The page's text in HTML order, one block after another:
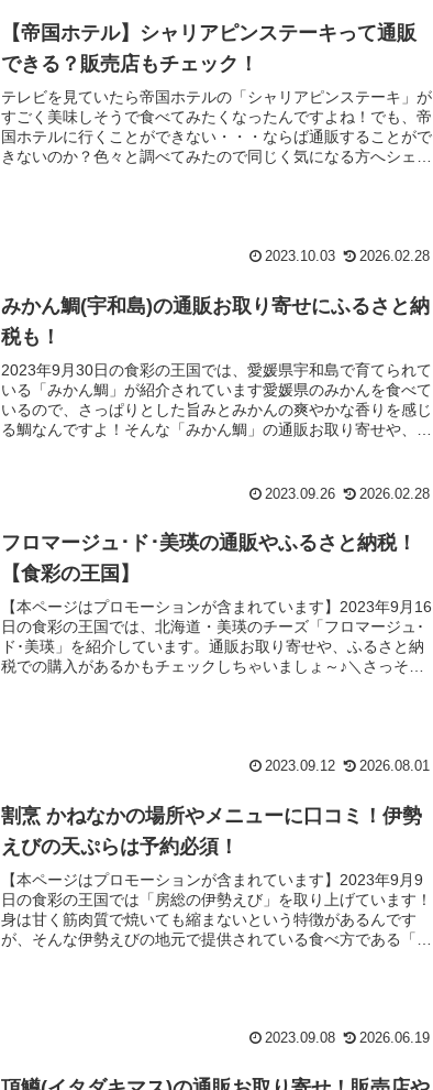
【帝国ホテル】シャリアピンステーキって通販
できる？販売店もチェック！
テレビを見ていたら帝国ホテルの「シャリアピンステーキ」が
すごく美味しそうで食べてみたくなったんですよね！でも、帝
国ホテルに行くことができない・・・ならば通販することがで
きないのか？色々と調べてみたので同じく気になる方へシェア
2023.10.03 2026.02.28
みかん鯛(宇和島)の通販お取り寄せにふるさと納
税も！
2023年9月30日の食彩の王国では、愛媛県宇和島で育てられて
いる「みかん鯛」が紹介されています愛媛県のみかんを食べて
いるので、さっぱりとした旨みとみかんの爽やかな香りを感じ
る鯛なんですよ！そんな「みかん鯛」の通販お取り寄せや、ふ
2023.09.26 2026.02.28
フロマージュ･ド･美瑛の通販やふるさと納税！
【食彩の王国】
【本ページはプロモーションが含まれています】2023年9月16
日の食彩の王国では、北海道・美瑛のチーズ「フロマージュ･
ド･美瑛」を紹介しています。通販お取り寄せや、ふるさと納
税での購入があるかもチェックしちゃいましょ～♪＼さっそく
2023.09.12 2026.08.01
割烹 かねなかの場所やメニューに口コミ！伊勢
えびの天ぷらは予約必須！
【本ページはプロモーションが含まれています】2023年9月9
日の食彩の王国では「房総の伊勢えび」を取り上げています！
身は甘く筋肉質で焼いても縮まないという特徴があるんです
が、そんな伊勢えびの地元で提供されている食べ方である「伊
2023.09.08 2026.06.19